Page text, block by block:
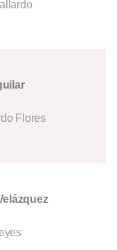
Flores